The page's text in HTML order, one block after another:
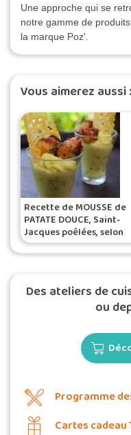
Une approche qui se
notre gamme de
la marque Poz'.
Vous aimerez aussi :
Recette de MOUSSE de
PATATE DOUCE, Saint-
Jacques poêlées, selon
Tatie Maryse
Des ateliers de
ou
Programme
Cartes cadeau